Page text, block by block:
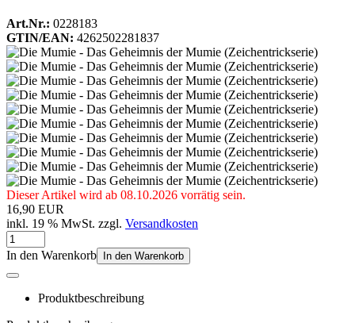
Art.Nr.: 0228183
GTIN/EAN: 4262502281837
Dieser Artikel wird ab 08.10.2026 vorrätig sein.
16,90 EUR
inkl. 19 % MwSt. zzgl. Versandkosten
In den Warenkorb In den Warenkorb
Produktbeschreibung